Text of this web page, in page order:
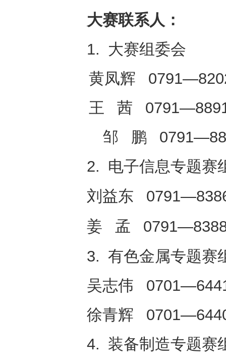
大赛联系人：
1. 大赛组委会
黄凤辉
王 茜
邹 鹏
2. 电子信息专题赛
刘益东
姜 孟
3. 有色金属专题赛
吴志伟
徐青辉
4. 装备制造专题赛